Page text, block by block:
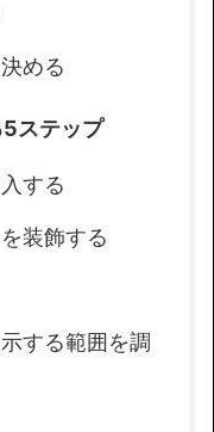
める
ステップ
する
装飾する
する範囲を調